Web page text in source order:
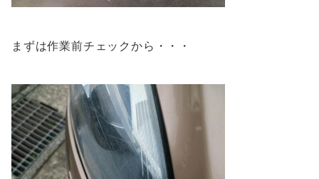
まずは作業前チェックから・・・